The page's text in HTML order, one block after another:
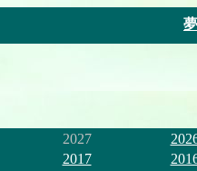
2027
2017